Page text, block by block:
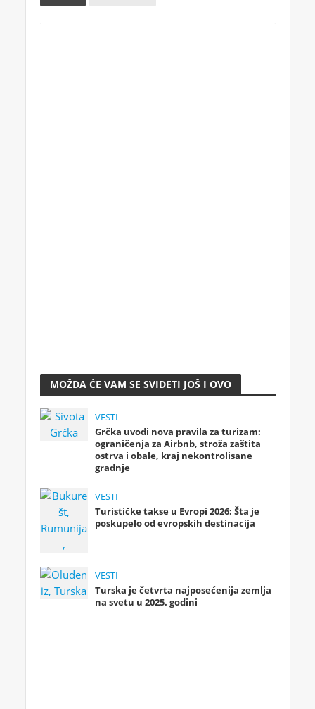
MOŽDA ĆE VAM SE SVIDETI JOŠ I OVO
VESTI
Grčka uvodi nova pravila za turizam:
ograničenja za Airbnb, stroža zaštita
ostrva i obale, kraj nekontrolisane
gradnje
VESTI
Turističke takse u Evropi 2026: Šta je
poskupelo od evropskih destinacija
VESTI
Turska je četvrta najposećenija zemlja
na svetu u 2025. godini